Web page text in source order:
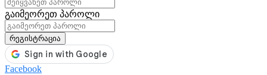
გაიმეორეთ პაროლი
რეგისტრაცია
Facebook